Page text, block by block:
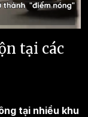
tại các
tại nhiều khu